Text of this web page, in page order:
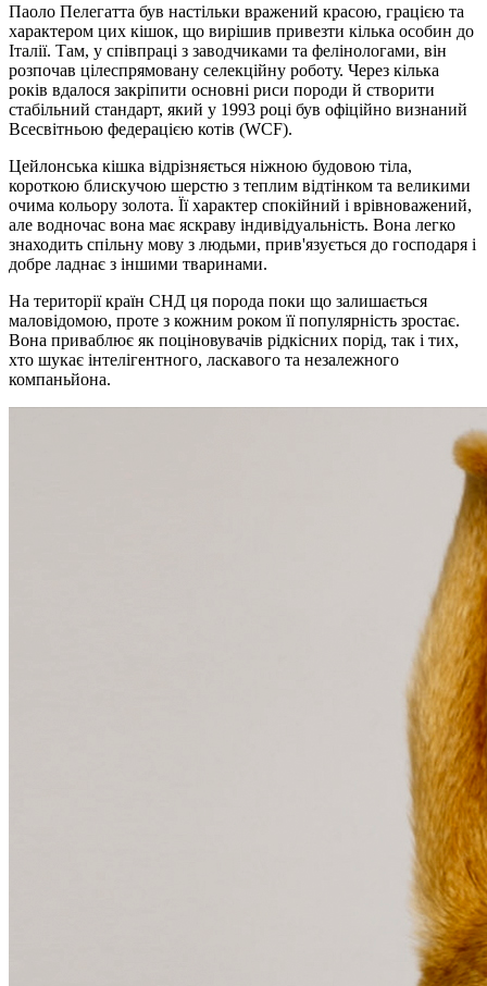
Паоло Пелегатта був настільки вражений красою, грацією та
характером цих кішок, що вирішив привезти кілька особин до
Італії. Там, у співпраці з заводчиками та фелінологами, він
розпочав цілеспрямовану селекційну роботу. Через кілька
років вдалося закріпити основні риси породи й створити
стабільний стандарт, який у 1993 році був офіційно визнаний
Всесвітньою федерацією котів (WCF).
Цейлонська кішка відрізняється ніжною будовою тіла,
короткою блискучою шерстю з теплим відтінком та великими
очима кольору золота. Її характер спокійний і врівноважений,
але водночас вона має яскраву індивідуальність. Вона легко
знаходить спільну мову з людьми, прив'язується до господаря і
добре ладнає з іншими тваринами.
На території країн СНД ця порода поки що залишається
маловідомою, проте з кожним роком її популярність зростає.
Вона приваблює як поціновувачів рідкісних порід, так і тих,
хто шукає інтелігентного, ласкавого та незалежного
компаньйона.